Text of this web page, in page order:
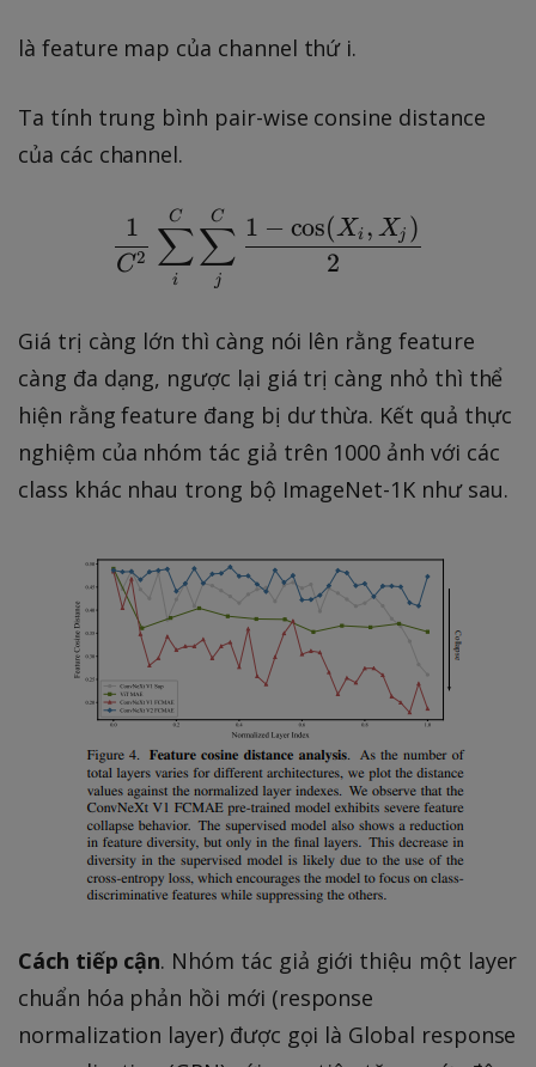
là feature map của channel thứ i.
Ta tính trung bình pair-wise consine distance
của các channel.
\frac { 1 } { C ^ { 2 }
C2
1
i
∑
C
j
∑
C
2
1 − cos(Xi , Xj )
Giá trị càng lớn thì càng nói lên rằng feature
càng đa dạng, ngược lại giá trị càng nhỏ thì thể
hiện rằng feature đang bị dư thừa. Kết quả thực
nghiệm của nhóm tác giả trên 1000 ảnh với các
class khác nhau trong bộ ImageNet-1K như sau.
Cách tiếp cận. Nhóm tác giả giới thiệu một layer
chuẩn hóa phản hồi mới (response
normalization layer) được gọi là Global response